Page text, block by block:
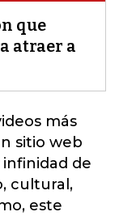
que
atraer a
más
sitio web
de
cultural,
este